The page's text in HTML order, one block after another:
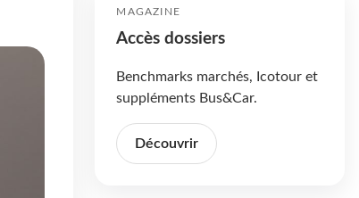
MAGAZINE
Accès dossiers
Benchmarks marchés, Icotour et
suppléments Bus&Car.
Découvrir